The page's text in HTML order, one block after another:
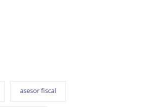
asesor fiscal